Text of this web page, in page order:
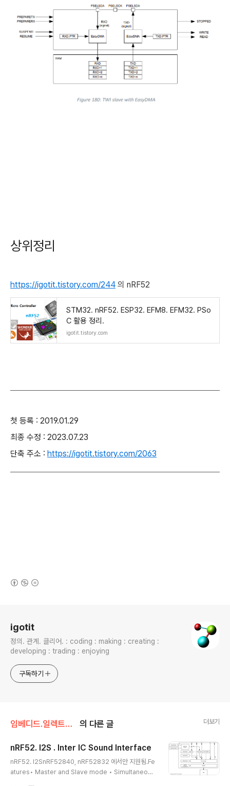
상위정리
https://igotit.tistory.com/244 의 nRF52
STM32. nRF52. ESP32. EFM8. EFM32. PSo
C 활용 정리.
igotit.tistory.com
첫 등록 : 2019.01.29
최종 수정 : 2023.07.23
단축 주소 : https://igotit.tistory.com/2063
igotit
정의. 관계. 클리어. : coding : making : creating :
developing : trading : enjoying
구독하기
임베디드.일렉트로닉스/nRF52 의 다른 글 더보기
nRF52. I2S . Inter IC Sound Interface
nRF52. I2SnRF52840, nRF52832 에서만 지원됨.Fe
atures• Master and Slave mode • Simultaneous